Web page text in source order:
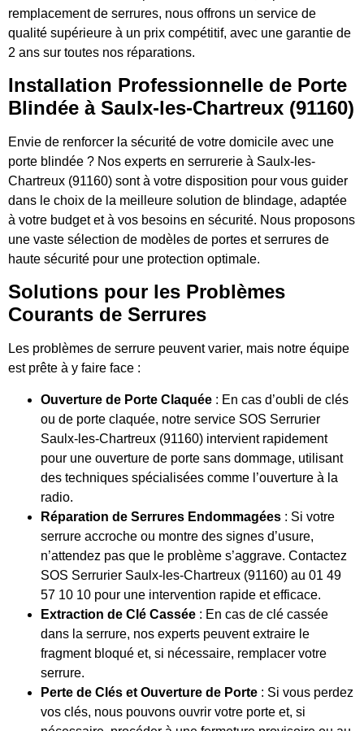
remplacement de serrures, nous offrons un service de
qualité supérieure à un prix compétitif, avec une garantie de
2 ans sur toutes nos réparations.
Installation Professionnelle de Porte
Blindée à Saulx-les-Chartreux (91160)
Envie de renforcer la sécurité de votre domicile avec une
porte blindée ? Nos experts en serrurerie à Saulx-les-
Chartreux (91160) sont à votre disposition pour vous guider
dans le choix de la meilleure solution de blindage, adaptée
à votre budget et à vos besoins en sécurité. Nous proposons
une vaste sélection de modèles de portes et serrures de
haute sécurité pour une protection optimale.
Solutions pour les Problèmes
Courants de Serrures
Les problèmes de serrure peuvent varier, mais notre équipe
est prête à y faire face :
Ouverture de Porte Claquée : En cas d’oubli de clés
ou de porte claquée, notre service SOS Serrurier
Saulx-les-Chartreux (91160) intervient rapidement
pour une ouverture de porte sans dommage, utilisant
des techniques spécialisées comme l’ouverture à la
radio.
Réparation de Serrures Endommagées : Si votre
serrure accroche ou montre des signes d’usure,
n’attendez pas que le problème s’aggrave. Contactez
SOS Serrurier Saulx-les-Chartreux (91160) au 01 49
57 10 10 pour une intervention rapide et efficace.
Extraction de Clé Cassée : En cas de clé cassée
dans la serrure, nos experts peuvent extraire le
fragment bloqué et, si nécessaire, remplacer votre
serrure.
Perte de Clés et Ouverture de Porte : Si vous perdez
vos clés, nous pouvons ouvrir votre porte et, si